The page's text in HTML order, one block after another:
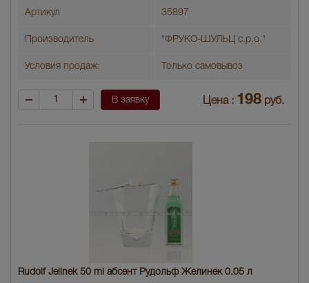
Артикул 35897
Производитель "ФРУКО-ШУЛЬЦ с.р.о."
Условия продаж: Только самовывоз
В заявку Цена : 198 руб.
Rudolf Jelinek 50 ml абсент Рудольф Желинек 0.05 л